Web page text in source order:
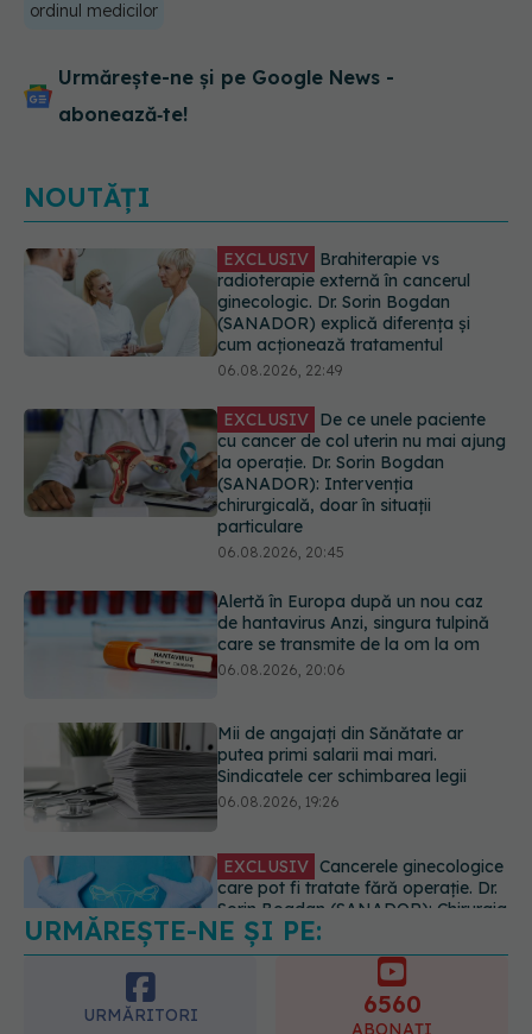
ordinul medicilor
Urmărește-ne și pe Google News -
abonează‑te!
NOUTĂȚI
EXCLUSIV De ce unele paciente
cu cancer de col uterin nu mai ajung
la operație. Dr. Sorin Bogdan
(SANADOR): Intervenția
chirurgicală, doar în situații
06.08.2026, 20:45
Alertă în Europa după un nou caz
de hantavirus Anzi, singura tulpină
care se transmite de la om la om
06.08.2026, 20:06
Mii de angajați din Sănătate ar
putea primi salarii mai mari.
Sindicatele cer schimbarea legii
06.08.2026, 19:26
EXCLUSIV Cancerele ginecologice
care pot fi tratate fără operație. Dr.
Sorin Bogdan (SANADOR): Chirurgia
este indicată doar punctual, pentru
anumite categorii de paciente
EXCLUSIV Brahiterapie vs
radioterapie externă în cancerul
ginecologic. Dr. Sorin Bogdan
(SANADOR) explică diferența și
cum acționează tratamentul
URMĂREȘTE-NE ȘI PE:
URMĂRITORI 6560
ABONAȚI